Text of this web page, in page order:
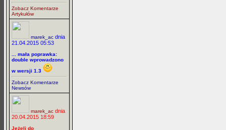
Zobacz Komentarze
Artykułów
marek_ac dnia
21.04.2015 05:53
... mała poprawka:
double wprowadzono
w wersji 1.3
Zobacz Komentarze
Newsów
marek_ac dnia
20.04.2015 18:59
Jeżeli do